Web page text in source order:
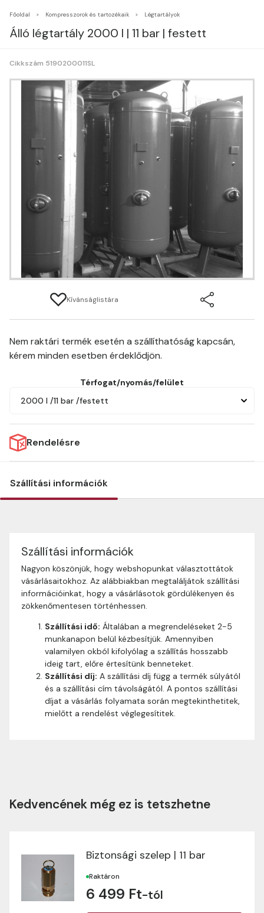
Főoldal Kompresszorok és tartozékaik Légtartályok
Álló légtartály 2000 l | 11 bar | festett
Cikkszám 5190200011SL
Kívánságlistára
Nem raktári termék esetén a szállíthatóság kapcsán,
kérem minden esetben érdeklődjön.
Térfogat/nyomás/felület
2000 l /11 bar /festett
Rendelésre
Szállítási információk
Szállítási információk
Nagyon köszönjük, hogy webshopunkat választottátok
vásárlásaitokhoz. Az alábbiakban megtaláljátok szállítási
információinkat, hogy a vásárlásotok gördülékenyen és
zökkenőmentesen történhessen.
Szállítási idő: Általában a megrendeléseket 2-5
munkanapon belül kézbesítjük. Amennyiben
valamilyen okból kifolyólag a szállítás hosszabb
ideig tart, előre értesítünk benneteket.
Szállítási díj: A szállítási díj függ a termék súlyától
és a szállítási cím távolságától. A pontos szállítási
díjat a vásárlás folyamata során megtekinthetitek,
mielőtt a rendelést véglegesítitek.
Kedvencének még ez is tetszhetne
Biztonsági szelep | 11 bar
Raktáron
6 499 Ft-tól